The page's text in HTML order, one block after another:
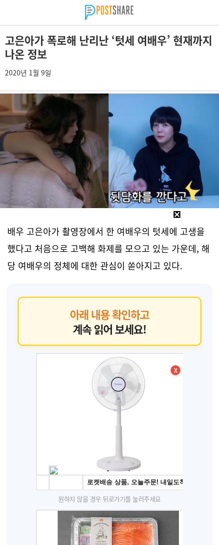
고은아가 폭로해 난리난 ‘텃세 여배우’ 현재까지
나온 정보
2020년 1월 9일
배우 고은아가 촬영장에서 한 여배우의 텃세에 고생을
했다고 처음으로 고백해 화제를 모으고 있는 가운데, 해
당 여배우의 정체에 대한 관심이 쏟아지고 있다.
아래 내용 확인하고
계속 읽어 보세요!
X
원하지 않을 경우 뒤로가기를 눌러주세요